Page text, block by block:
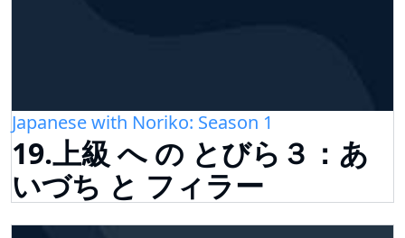
Japanese with Noriko: Season 1
19.上級 へ の とびら３：あ
いづち と フィラー